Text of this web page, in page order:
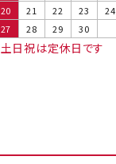
20
21 22 23 24
27
28 29 30
日祝は定休日です